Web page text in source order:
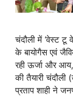
चंदौली में ‘वेस्ट टू
के बायोगैस एवं
रही ऊर्जा और
की तैयारी चंदौली
प्रताप शाही ने